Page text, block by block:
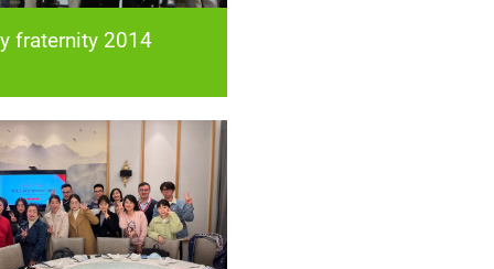
fraternity 2014